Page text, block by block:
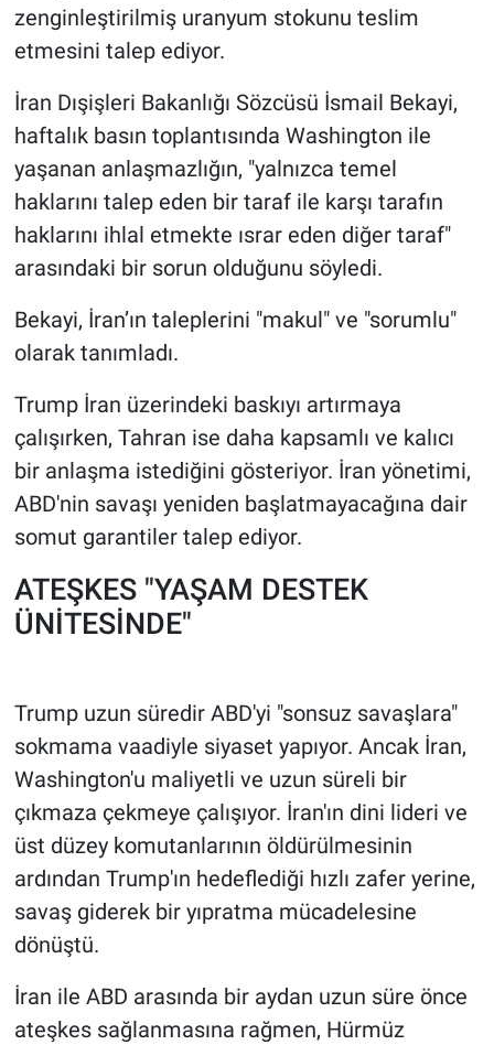
zenginleştirilmiş uranyum stokunu teslim
etmesini talep ediyor.
İran Dışişleri Bakanlığı Sözcüsü İsmail Bekayi,
haftalık basın toplantısında Washington ile
yaşanan anlaşmazlığın, "yalnızca temel
haklarını talep eden bir taraf ile karşı tarafın
haklarını ihlal etmekte ısrar eden diğer taraf"
arasındaki bir sorun olduğunu söyledi.
Bekayi, İran’ın taleplerini "makul" ve "sorumlu"
olarak tanımladı.
Trump İran üzerindeki baskıyı artırmaya
çalışırken, Tahran ise daha kapsamlı ve kalıcı
bir anlaşma istediğini gösteriyor. İran yönetimi,
ABD'nin savaşı yeniden başlatmayacağına dair
somut garantiler talep ediyor.
ATEŞKES "YAŞAM DESTEK
ÜNİTESİNDE"
Trump uzun süredir ABD'yi "sonsuz savaşlara"
sokmama vaadiyle siyaset yapıyor. Ancak İran,
Washington'u maliyetli ve uzun süreli bir
çıkmaza çekmeye çalışıyor. İran'ın dini lideri ve
üst düzey komutanlarının öldürülmesinin
ardından Trump'ın hedeflediği hızlı zafer yerine,
savaş giderek bir yıpratma mücadelesine
dönüştü.
İran ile ABD arasında bir aydan uzun süre önce
ateşkes sağlanmasına rağmen, Hürmüz